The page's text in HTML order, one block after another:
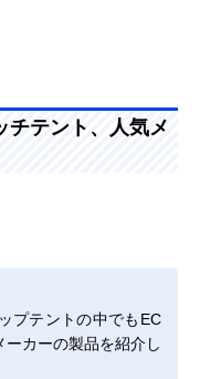
チテント、人気メ
プテントの中でもEC
カーの製品を紹介し